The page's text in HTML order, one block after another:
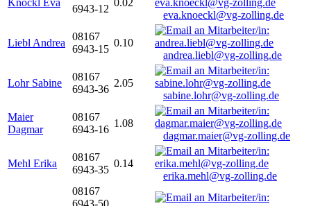
Knöckl Eva
6943-12
0.02
eva.knoeckl@vg-zolling.de
Liebl Andrea
08167
6943-15
0.10
andrea.liebl@vg-zolling.de
Lohr Sabine
08167
6943-36
2.05
sabine.lohr@vg-zolling.de
Maier
Dagmar
08167
6943-16
1.08
dagmar.maier@vg-zolling.de
Mehl Erika
08167
6943-35
0.14
erika.mehl@vg-zolling.de
08167